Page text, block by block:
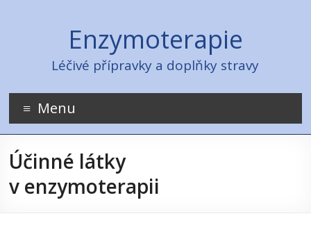
Enzymoterapie
Léčivé přípravky a doplňky stravy
Menu
Účinné látky
v enzymoterapii